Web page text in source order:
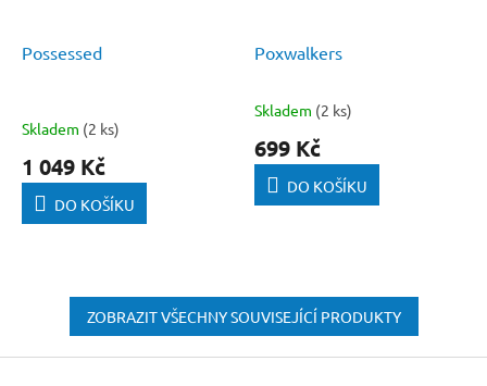
Possessed
Skladem (2 ks)
1 049 Kč
DO KOŠÍKU
Poxwalkers
Průměrné
produktu
5,0
Skladem (2 ks)
699 Kč
DO KOŠÍKU
ZOBRAZIT VŠECHNY SOUVISEJÍCÍ PRODUKTY
Z